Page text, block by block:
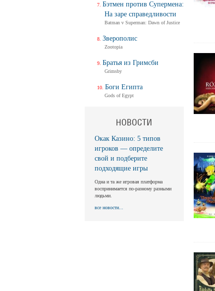
Бэтмен против Супермена:
На заре справедливости
Batman v Superman: Dawn of Justice
Зверополис
Zootopia
Братья из Гримсби
Grimsby
Боги Египта
Gods of Egypt
НОВОСТИ
Окак Казино: 5 типов
игроков — определите
свой и подберите
подходящие игры
Одна и та же игровая платформа
воспринимается по-разному разными
людьми.
все новости...